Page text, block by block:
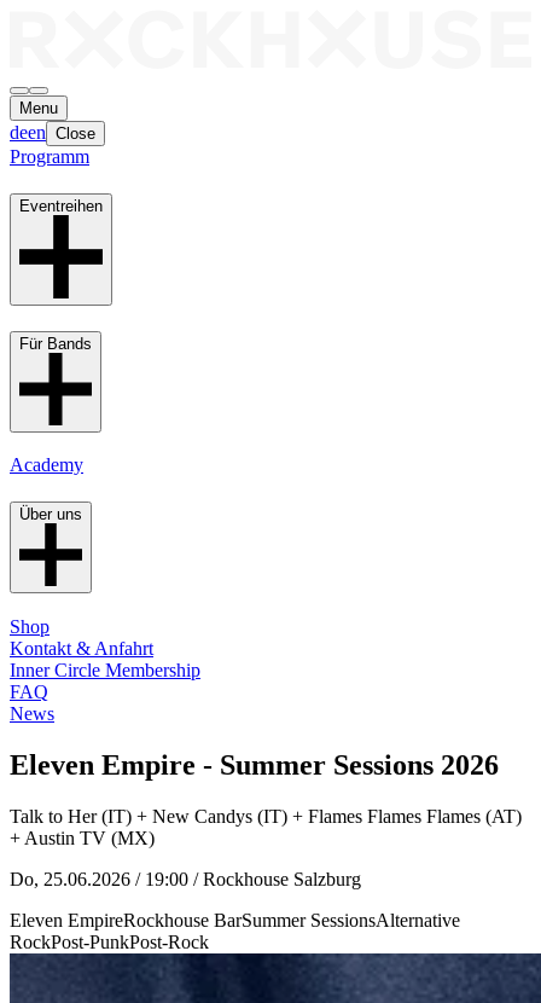
Menu
deen Close
Programm
Eventreihen
Für Bands
Academy
Über uns
Shop
Kontakt & Anfahrt
Inner Circle Membership
FAQ
News
Eleven Empire - Summer Sessions 2026
Talk to Her (IT) + New Candys (IT) + Flames Flames Flames (AT)
+ Austin TV (MX)
Do, 25.06.2026 / 19:00 / Rockhouse Salzburg
Eleven EmpireRockhouse BarSummer SessionsAlternative
RockPost-PunkPost-Rock